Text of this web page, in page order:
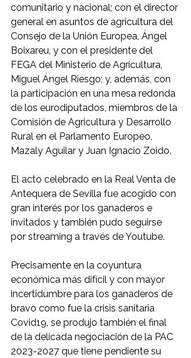
comunitario y nacional; con el director
general en asuntos de agricultura del
Consejo de la Unión Europea, Ángel
Boixareu, y con el presidente del
FEGA del Ministerio de Agricultura,
Miguel Ángel Riesgo; y, además, con
la participación en una mesa redonda
de los eurodiputados, miembros de la
Comisión de Agricultura y Desarrollo
Rural en el Parlamento Europeo,
Mazaly Aguilar y Juan Ignacio Zoido.
El acto celebrado en la Real Venta de
Antequera de Sevilla fue acogido con
gran interés por los ganaderos e
invitados y también pudo seguirse
por streaming a través de Youtube.
Precisamente en la coyuntura
económica más difícil y con mayor
incertidumbre para los ganaderos de
bravo como fue la crisis sanitaria
Covid19, se produjo también el final
de la delicada negociación de la PAC
2023-2027 que tiene pendiente su